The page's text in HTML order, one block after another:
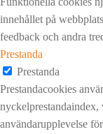
innehållet på
feedback och andra
Prestanda
Prestanda
Prestandacookies
användarupplevelse